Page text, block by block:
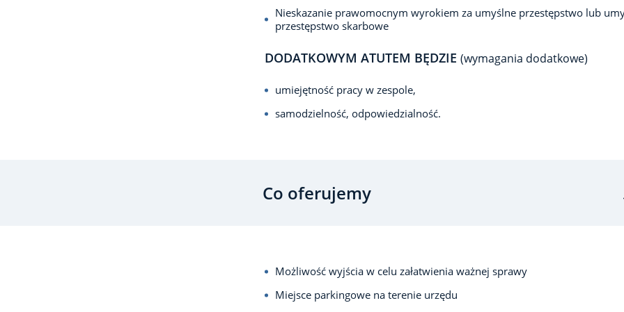
Nieskazanie prawomocnym wyrokiem za umyślne przestępstwo lub
przestępstwo skarbowe
DODATKOWYM ATUTEM BĘDZIE (wymagania dodatkowe)
umiejętność pracy w zespole,
samodzielność, odpowiedzialność.
Co oferujemy
Możliwość wyjścia w celu załatwienia ważnej sprawy
Miejsce parkingowe na terenie urzędu